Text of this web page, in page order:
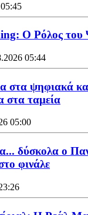
Ο Ρόλος του
05:44
ψηφιακά
στα ταμεία
05:00
δύσκολα ο
φινάλε